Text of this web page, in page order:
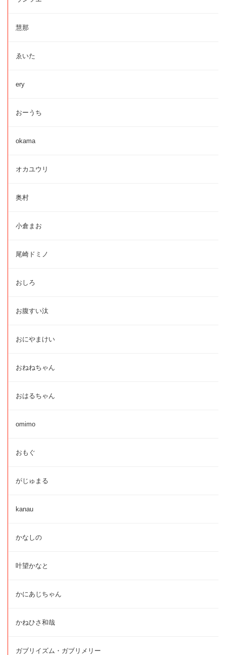
慧那
ゑいた
ery
おーうち
okama
オカユウリ
奥村
小倉まお
尾崎ドミノ
おしろ
お腹すい汰
おにやまけい
おねねちゃん
おはるちゃん
omimo
おもぐ
がじゅまる
kanau
かなしの
叶望かなと
かにあじちゃん
かねひさ和哉
ガブリイズム・ガブリメリー